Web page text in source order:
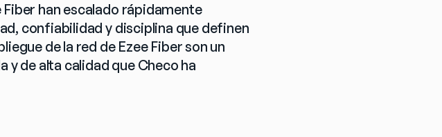
han escalado rápidamente
confiabilidad y disciplina que definen
de la red de Ezee Fiber son un
de alta calidad que Checo ha